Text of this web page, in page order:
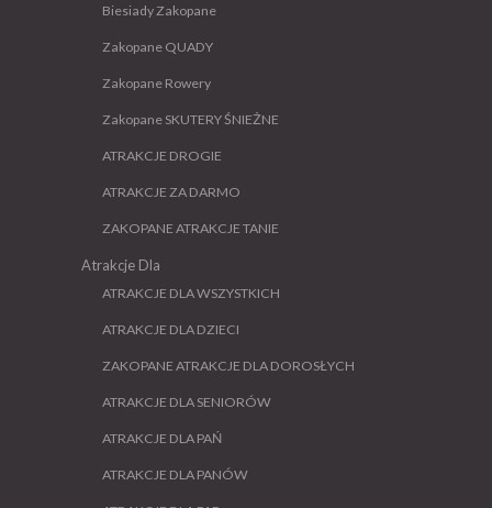
Biesiady Zakopane
Zakopane QUADY
Zakopane Rowery
Zakopane SKUTERY ŚNIEŻNE
ATRAKCJE DROGIE
ATRAKCJE ZA DARMO
ZAKOPANE ATRAKCJE TANIE
Atrakcje Dla
ATRAKCJE DLA WSZYSTKICH
ATRAKCJE DLA DZIECI
ZAKOPANE ATRAKCJE DLA DOROSŁYCH
ATRAKCJE DLA SENIORÓW
ATRAKCJE DLA PAŃ
ATRAKCJE DLA PANÓW